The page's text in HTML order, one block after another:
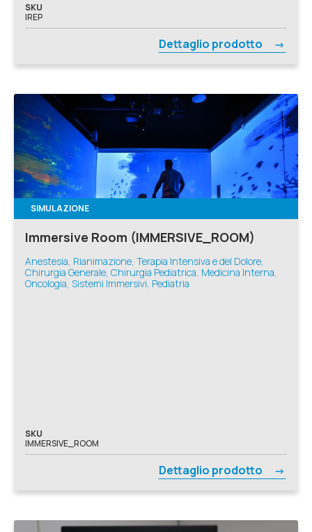
SKU
IREP
Dettaglio prodotto
SIMULAZIONE
Immersive Room (IMMERSIVE_ROOM)
Anestesia, Rianimazione, Terapia Intensiva e del Dolore,
Chirurgia Generale, Chirurgia Pediatrica, Medicina Interna,
Oncologia, Sistemi Immersivi, Pediatria
SKU
IMMERSIVE_ROOM
Dettaglio prodotto